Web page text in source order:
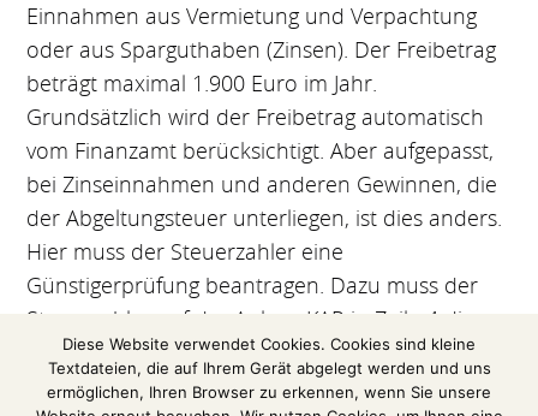
Einnahmen aus Vermietung und Verpachtung
oder aus Sparguthaben (Zinsen). Der Freibetrag
beträgt maximal 1.900 Euro im Jahr.
Grundsätzlich wird der Freibetrag automatisch
vom Finanzamt berücksichtigt. Aber aufgepasst,
bei Zinseinnahmen und anderen Gewinnen, die
der Abgeltungsteuer unterliegen, ist dies anders.
Hier muss der Steuerzahler eine
Günstigerprüfung beantragen. Dazu muss der
Steuerzahler auf der Anlage KAP in Zeile 4 die
Günstigerprüfung ankreuzen.
(Information des Bundes der Steuerzahler e. V.)
Diese Website verwendet Cookies. Cookies sind kleine
Textdateien, die auf Ihrem Gerät abgelegt werden und uns
ermöglichen, Ihren Browser zu erkennen, wenn Sie unsere